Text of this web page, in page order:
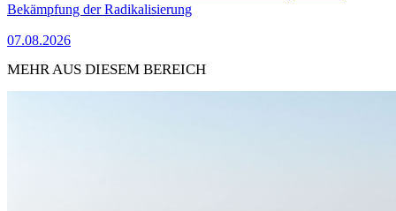
Bekämpfung der Radikalisierung
07.08.2026
MEHR AUS DIESEM BEREICH